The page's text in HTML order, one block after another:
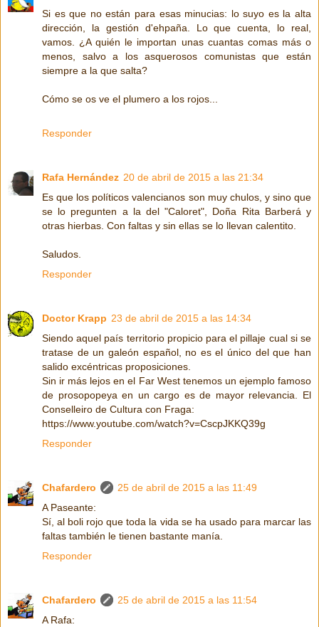
Si es que no están para esas minucias: lo suyo es la alta
dirección, la gestión d'ehpaña. Lo que cuenta, lo real,
vamos. ¿A quién le importan unas cuantas comas más o
menos, salvo a los asquerosos comunistas que están
siempre a la que salta?
Cómo se os ve el plumero a los rojos...
Responder
Rafa Hernández 20 de abril de 2015 a las 21:34
Es que los políticos valencianos son muy chulos, y sino que
se lo pregunten a la del "Caloret", Doña Rita Barberá y
otras hierbas. Con faltas y sin ellas se lo llevan calentito.
Saludos.
Responder
Doctor Krapp 23 de abril de 2015 a las 14:34
Siendo aquel país territorio propicio para el pillaje cual si se
tratase de un galeón español, no es el único del que han
salido excéntricas proposiciones.
Sin ir más lejos en el Far West tenemos un ejemplo famoso
de prosopopeya en un cargo es de mayor relevancia. El
Conselleiro de Cultura con Fraga:
https://www.youtube.com/watch?v=CscpJKKQ39g
Responder
Chafardero
25 de abril de 2015 a las 11:49
A Paseante:
Sí, al boli rojo que toda la vida se ha usado para marcar las
faltas también le tienen bastante manía.
Responder
Chafardero
25 de abril de 2015 a las 11:54
A Rafa: